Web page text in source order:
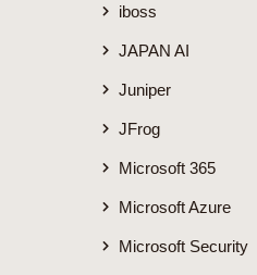
iboss
JAPAN AI
Juniper
JFrog
Microsoft 365
Microsoft Azure
Microsoft Security